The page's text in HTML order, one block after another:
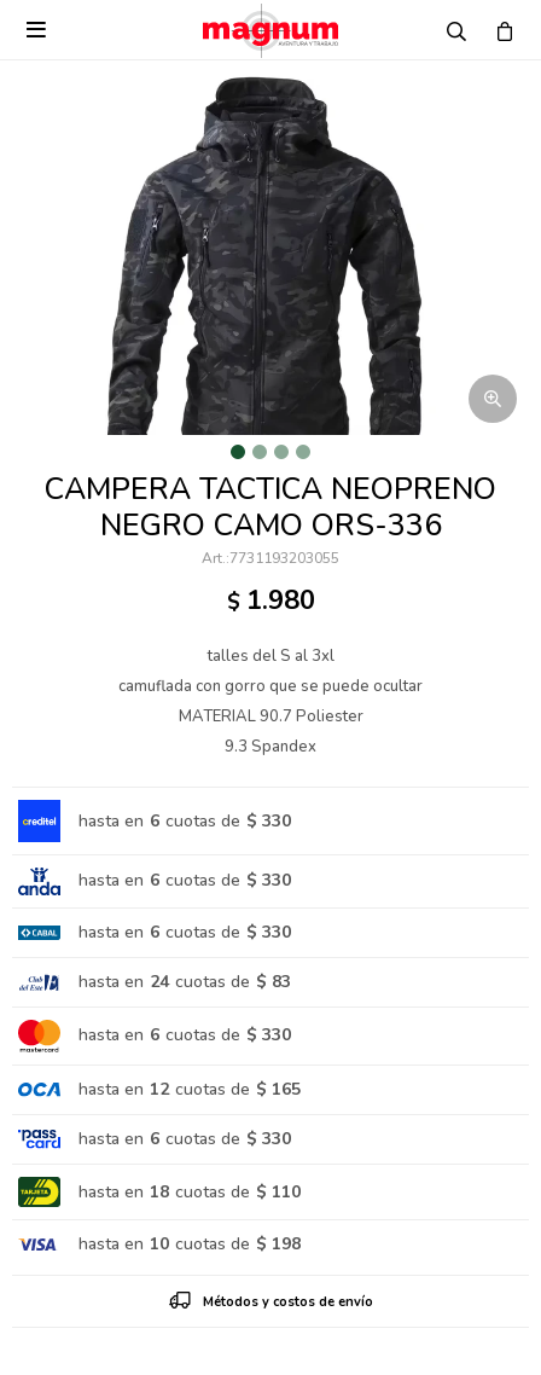

CAMPERA TACTICA NEOPRENO
NEGRO CAMO ORS-336
7731193203055
$ 1.980
talles del S al 3xl
camuflada con gorro que se puede ocultar
MATERIAL 90.7 Poliester
9.3 Spandex
hasta en 6 cuotas de $ 330
hasta en 6 cuotas de $ 330
hasta en 6 cuotas de $ 330
hasta en 24 cuotas de $ 83
hasta en 6 cuotas de $ 330
hasta en 12 cuotas de $ 165
hasta en 6 cuotas de $ 330
hasta en 18 cuotas de $ 110
hasta en 10 cuotas de $ 198
Métodos y costos de envío